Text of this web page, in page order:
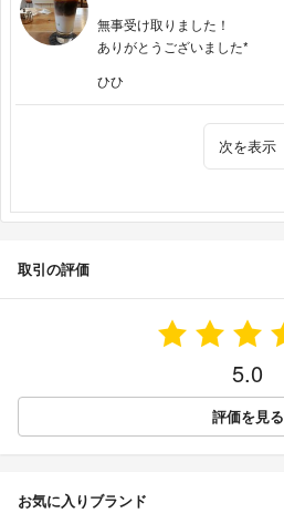
無事受け取りました！
ありがとうございました*
ひひ
次を表示
取引の評価
5.0
評価を見る
お気に入りブランド